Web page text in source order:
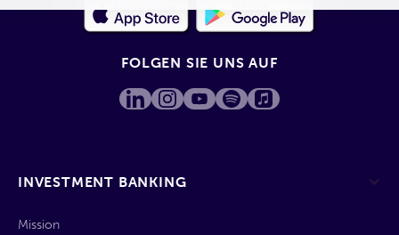
INVESTMENT BANKING
Mission
FOLGEN SIE UNS AUF